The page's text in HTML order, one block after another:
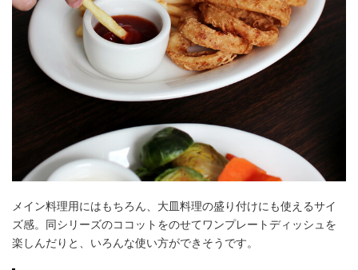
メイン料理用にはもちろん、大皿料理の盛り付けにも使えるサイ
ズ感。同シリーズのココットをのせてワンプレートディッシュを
楽しんだりと、いろんな使い方ができそうです。